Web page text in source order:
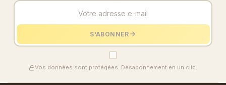
S'ABONNER
Vos données sont protégées. Désabonnement en un clic.